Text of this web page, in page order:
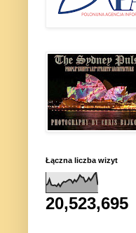
Łączna liczba wizyt
20,523,695